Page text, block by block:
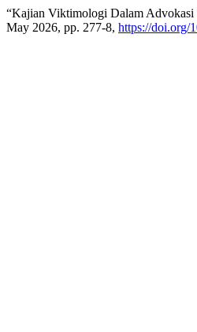
“Kajian Viktimologi Dalam Advokasi
May 2026, pp. 277-8, https://doi.org/